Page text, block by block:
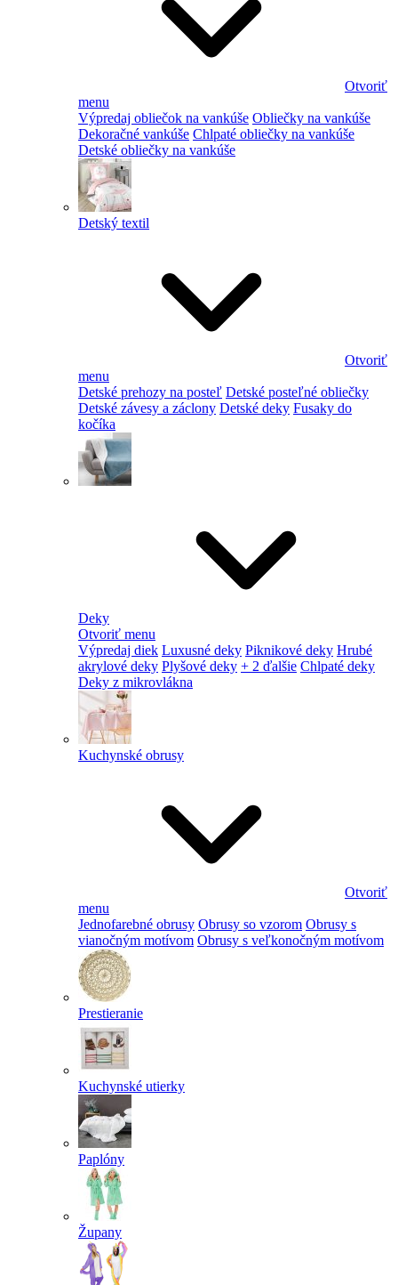
Otvoriť
menu
Výpredaj obliečok na vankúše Obliečky na vankúše
Dekoračné vankúše Chlpaté obliečky na vankúše
Detské obliečky na vankúše
Detský textil
Otvoriť
menu
Detské prehozy na posteľ Detské posteľné obliečky
Detské závesy a záclony Detské deky Fusaky do
kočíka
Deky
Otvoriť menu
Výpredaj diek Luxusné deky Piknikové deky Hrubé
akrylové deky Plyšové deky + 2 ďalšie Chlpaté deky
Deky z mikrovlákna
Kuchynské obrusy
Otvoriť
menu
Jednofarebné obrusy Obrusy so vzorom Obrusy s
vianočným motívom Obrusy s veľkonočným motívom
Prestieranie
Kuchynské utierky
Paplóny
Župany